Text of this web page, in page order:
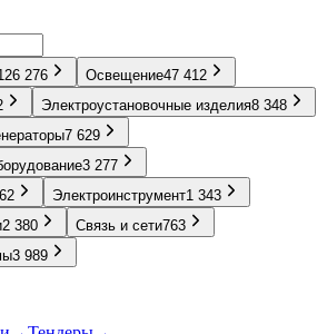
276 Освещение47 412
Электроустановочные изделия8 348
7 629
3 277
Электроинструмент1 343
2 380 Связь и сети763
3 989